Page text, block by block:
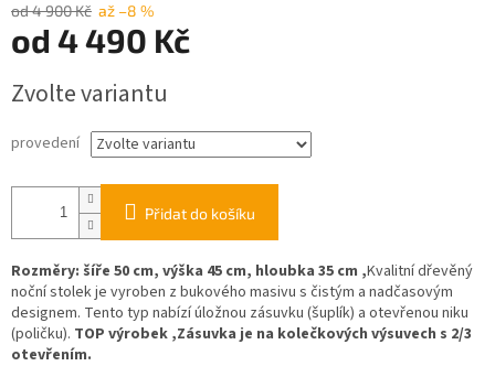
od 4 900 Kč až –8 %
od 4 490 Kč
cena:
Zvolte variantu
provedení
Přidat do košíku
Rozměry: šíře 50 cm, výška 45 cm, hloubka 35 cm ,Kvalitní dřevěný
noční stolek je vyroben z bukového masivu s čistým a nadčasovým
designem. Tento typ nabízí úložnou zásuvku (šuplík) a otevřenou niku
(poličku). TOP výrobek ,Zásuvka je na kolečkových výsuvech s 2/3
otevřením.